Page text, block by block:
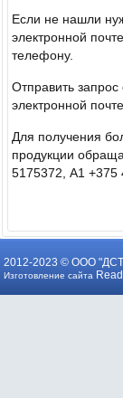
Если не нашли
электронной
телефону.
Отправить
электронной
Для получения
продукции
5175372, А1 +375
2012-2023 © ООО
Изготовление сайта